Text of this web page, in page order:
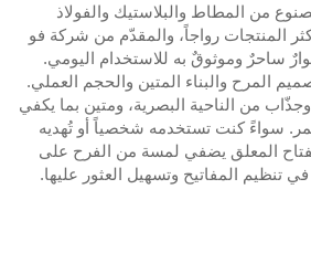
من المطاط والبلاستيك والفولاذ
المنتجات رواجاً، والمقدّم من شركة فو
ساحرٌ وموثوقٌ به للاستخدام اليومي.
المرح والبناء المتين والحجم العملي.
من الناحية البصرية، ومتين بما يكفي
سواءً كنت تستخدمه شخصياً أو تُهديه
المعلق يضفي لمسة من الفرح على
في تنظيم المفاتيح وتسهيل العثور عليها.